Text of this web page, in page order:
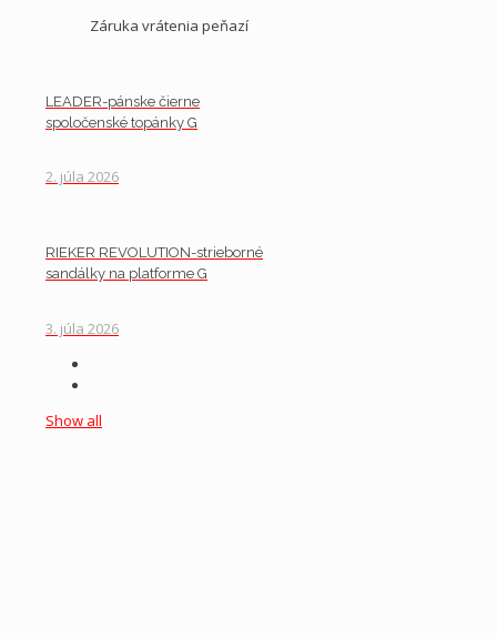
Záruka vrátenia peňazí
LEADER-pánske čierne
spoločenské topánky G
2. júla 2026
RIEKER REVOLUTION-strieborné
sandálky na platforme G
3. júla 2026
Show all